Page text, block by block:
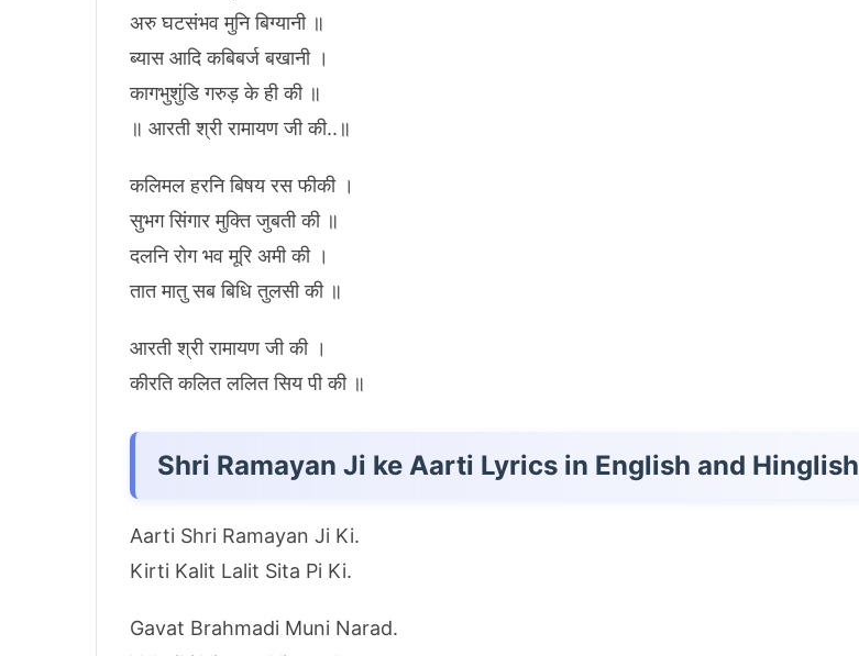
अरु घटसंभव मुनि बिग्यानी ॥
ब्यास आदि कबिबर्ज बखानी ।
कागभुशुंडि गरुड़ के ही की ॥
॥ आरती श्री रामायण जी की..॥
कलिमल हरनि बिषय रस फीकी ।
सुभग सिंगार मुक्ति जुबती की ॥
दलनि रोग भव मूरि अमी की ।
तात मातु सब बिधि तुलसी की ॥
आरती श्री रामायण जी की ।
कीरति कलित ललित सिय पी की ॥
Shri Ramayan Ji ke Aarti Lyrics in English and Hinglish
Aarti Shri Ramayan Ji Ki.
Kirti Kalit Lalit Sita Pi Ki.
Gavat Brahmadi Muni Narad.